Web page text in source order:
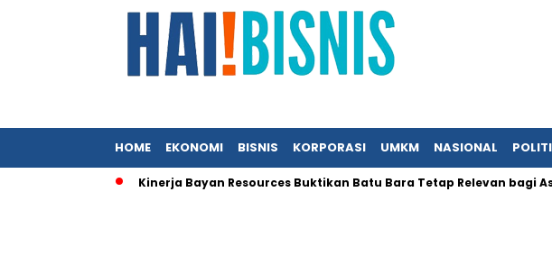
HOME EKONOMI BISNIS KORPORASI UMKM NASIONAL
Kinerja Bayan Resources Buktikan Batu Bara Tetap Relevan bagi Asia